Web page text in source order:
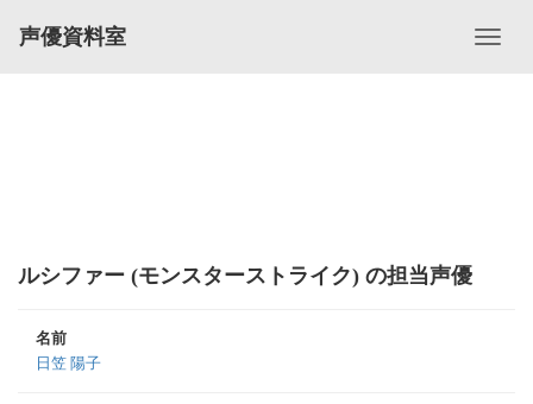
声優資料室
ルシファー (モンスターストライク) の担当声優
名前
日笠 陽子